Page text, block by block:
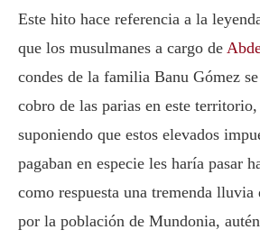
Este hito hace referencia a la
que los musulmanes a cargo de
condes de la familia Banu Gómez
cobro de las parias en este
suponiendo que estos elevados
pagaban en especie les haría pasar
como respuesta una tremenda lluvia
por la población de Mundonia,